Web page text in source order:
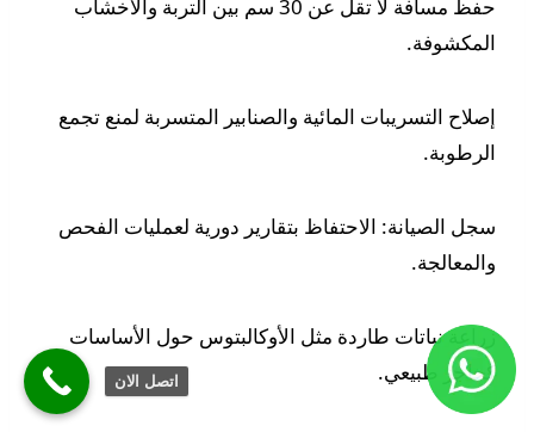
حفظ مسافة لا تقل عن 30 سم بين التربة والأخشاب
المكشوفة.
إصلاح التسريبات المائية والصنابير المتسربة لمنع تجمع
الرطوبة.
سجل الصيانة: الاحتفاظ بتقارير دورية لعمليات الفحص
والمعالجة.
زراعة نباتات طاردة مثل الأوكالبتوس حول الأساسات
كحاجز طبيعي.
اتصل الان